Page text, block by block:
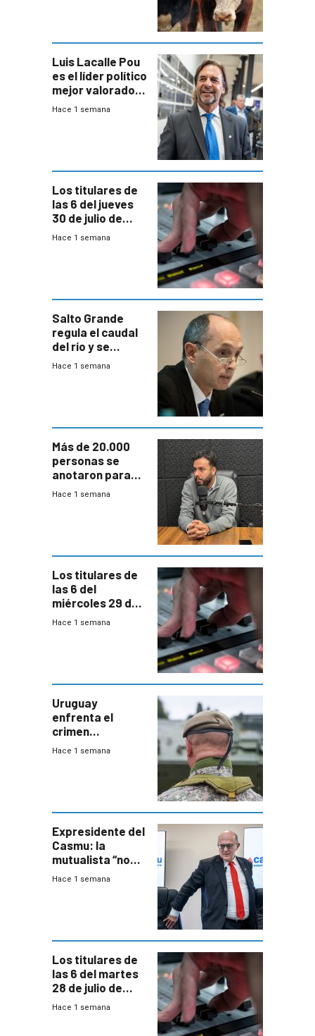
Luis Lacalle Pou
es el líder político
mejor valorado
del país, según
Hace 1 semana
Los titulares de
las 6 del jueves
30 de julio de
2026
Hace 1 semana
Salto Grande
regula el caudal
del río y se
prepara para un
Hace 1 semana
Más de 20.000
personas se
anotaron para
las pruebas
Hace 1 semana
Los titulares de
las 6 del
miércoles 29 de
julio de 2026
Hace 1 semana
Uruguay
enfrenta el
crimen
organizado con
seguridad
Hace 1 semana
Expresidente del
Casmu: la
mutualista “no
está para pagar”
Hace 1 semana
Los titulares de
las 6 del martes
28 de julio de
2026
Hace 1 semana